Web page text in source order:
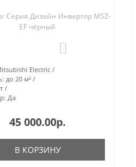
Серия Дизайн Инвертор MSZ-
EF чёрный
Electric
до 20 м²
Да
45 000.00р.
В КОРЗИНУ